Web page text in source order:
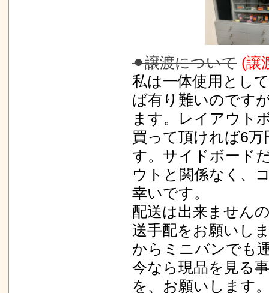
⚫︎譲渡について (譲
私は一体使用とし
ば有り難いのです
ます。レイアウト
買って頂ければ6
す。サイドボード
ウトと関係なく、
幸いです。
配送は出来ません
送手配をお願いし
からミニバンでも
今なら現品を見る
を、お願いします